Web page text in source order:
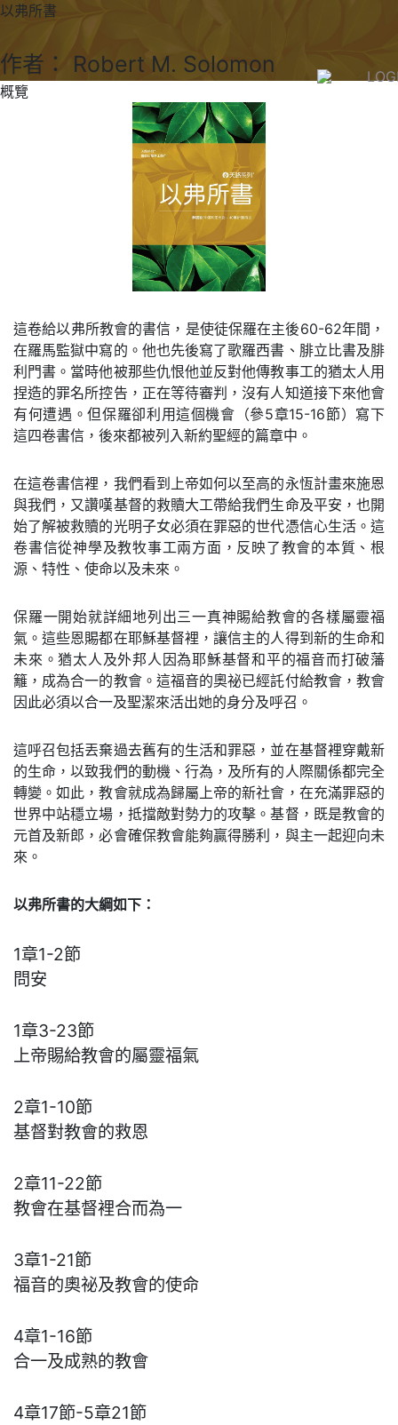
以弗所書
作者： Robert M. Solomon
概覽
這卷給以弗所教會的書信，是使徒保羅在主後60-62年間，
在羅馬監獄中寫的。他也先後寫了歌羅西書、腓立比書及腓
利門書。當時他被那些仇恨他並反對他傳教事工的猶太人用
捏造的罪名所控告，正在等待審判，沒有人知道接下來他會
有何遭遇。但保羅卻利用這個機會（參5章15-16節）寫下
這四卷書信，後來都被列入新約聖經的篇章中。
在這卷書信裡，我們看到上帝如何以至高的永恆計畫來施恩
與我們，又讚嘆基督的救贖大工帶給我們生命及平安，也開
始了解被救贖的光明子女必須在罪惡的世代憑信心生活。這
卷書信從神學及教牧事工兩方面，反映了教會的本質、根
源、特性、使命以及未來。
保羅一開始就詳細地列出三一真神賜給教會的各樣屬靈福
氣。這些恩賜都在耶穌基督裡，讓信主的人得到新的生命和
未來。猶太人及外邦人因為耶穌基督和平的福音而打破藩
籬，成為合一的教會。這福音的奧祕已經託付給教會，教會
因此必須以合一及聖潔來活出她的身分及呼召。
這呼召包括丟棄過去舊有的生活和罪惡，並在基督裡穿戴新
的生命，以致我們的動機、行為，及所有的人際關係都完全
轉變。如此，教會就成為歸屬上帝的新社會，在充滿罪惡的
世界中站穩立場，抵擋敵對勢力的攻擊。基督，既是教會的
元首及新郎，必會確保教會能夠贏得勝利，與主一起迎向未
來。
以弗所書的大綱如下：
1章1-2節
問安
1章3-23節
上帝賜給教會的屬靈福氣
2章1-10節
基督對教會的救恩
2章11-22節
教會在基督裡合而為一
3章1-21節
福音的奧祕及教會的使命
4章1-16節
合一及成熟的教會
4章17節-5章21節